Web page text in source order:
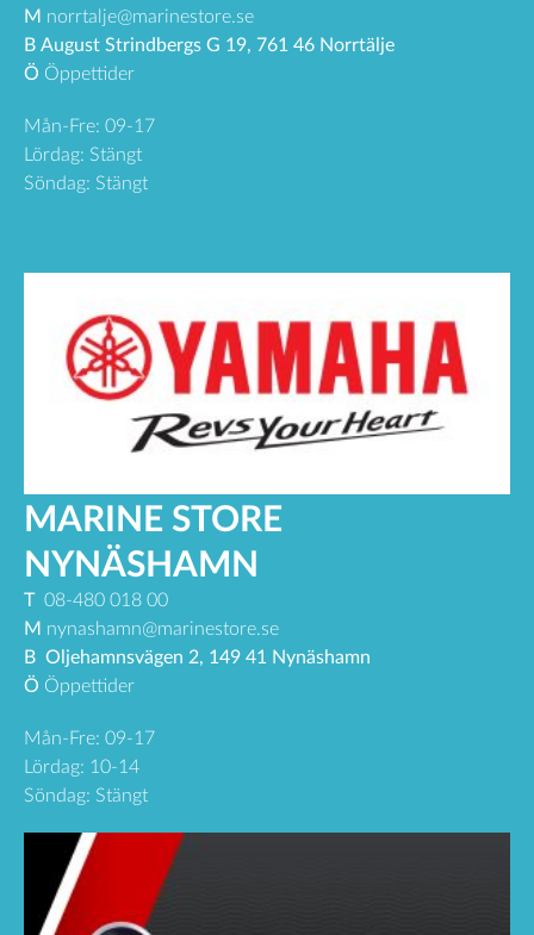
M norrtalje@marinestore.se
BAugust Strindbergs G 19, 761 46 Norrtälje
Ö Öppettider
Mån-Fre: 09-17
Lördag: Stängt
Söndag: Stängt
MARINE STORE
NYNÄSHAMN
T08-480 018 00
M nynashamn@marinestore.se
B Oljehamnsvägen 2, 149 41 Nynäshamn
Ö Öppettider
Mån-Fre: 09-17
Lördag: 10-14
Söndag: Stängt